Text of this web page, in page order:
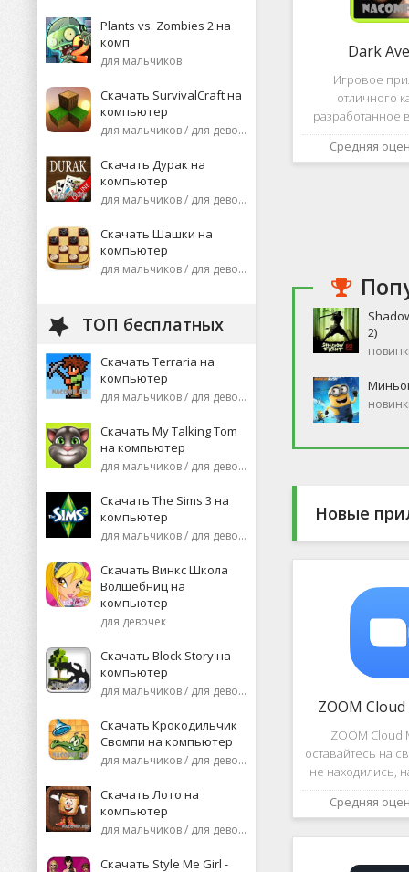
Plants vs. Zombies 2 на
комп
для мальчиков
Скачать SurvivalCraft на
компьютер
для мальчиков / для девочек
Скачать Дурак на
компьютер
для мальчиков / для девочек
Скачать Шашки на
компьютер
для мальчиков / для девочек
ТОП бесплатных
Скачать Terraria на
компьютер
для мальчиков / для девочек
Скачать My Talking Tom
на компьютер
для мальчиков / для девочек
Скачать The Sims 3 на
компьютер
для мальчиков / для девочек
Скачать Винкс Школа
Волшебниц на
компьютер
для девочек
Скачать Block Story на
компьютер
для мальчиков / для девочек
Скачать Крокодильчик
Свомпи на компьютер
для мальчиков / для девочек
Скачать Лото на
компьютер
для мальчиков / для девочек
Скачать Style Me Girl -
Dark
Игровое
отличного
разработанное
это, конечно же,
ней вы сможете
Средняя
2)
Новые
ZOOM
ZOOM Cloud
оставайтесь на
не находились,
или
Средняя